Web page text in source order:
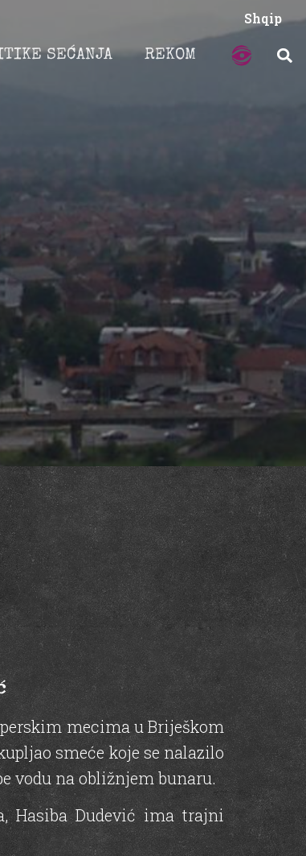
Shqip
SEĆANJA REKOM
mecima u Briješkom
smeće koje se nalazilo
vodu na obližnjem bunaru.
Hasiba Dudević ima trajni